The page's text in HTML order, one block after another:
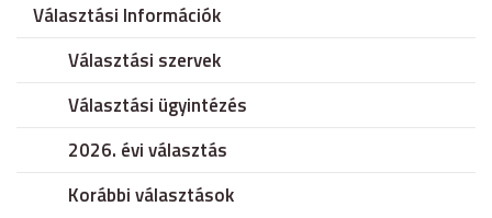
Választási Információk
Választási szervek
Választási ügyintézés
2026. évi választás
Korábbi választások